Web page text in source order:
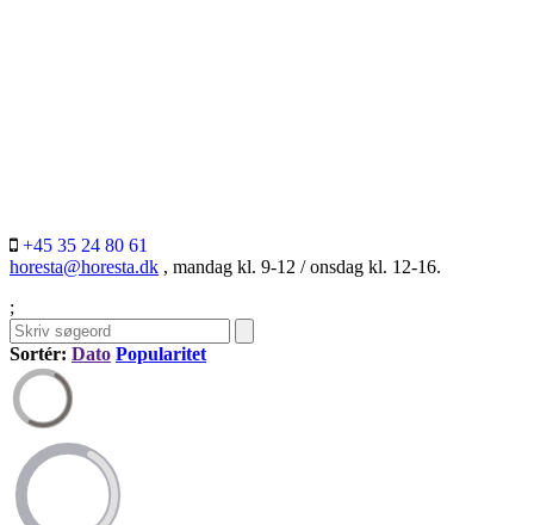
+45 35 24 80 61
horesta@horesta.dk , mandag kl. 9-12 / onsdag kl. 12-16.
;
Sortér: Dato Popularitet